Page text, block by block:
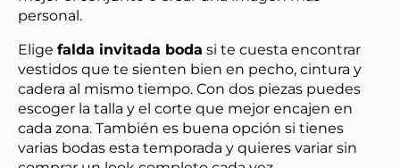
personal.
Elige falda invitada boda si te cuesta encontrar
vestidos que te sienten bien en pecho, cintura y
cadera al mismo tiempo. Con dos piezas puedes
escoger la talla y el corte que mejor encajen en
cada zona. También es buena opción si tienes
varias bodas esta temporada y quieres variar sin